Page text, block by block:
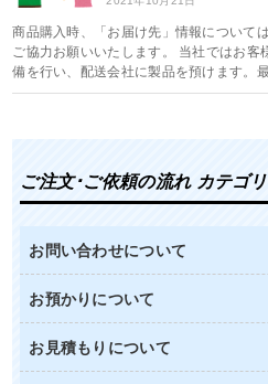
商品購入時、「お届け先」情報について
ご協力お願いいたします。 当社ではお客
備を行い、配送会社に製品を預けます。
ご注文･ご依頼の流れ カテゴリ
お問い合わせについて
お預かりについて
お見積もりについて